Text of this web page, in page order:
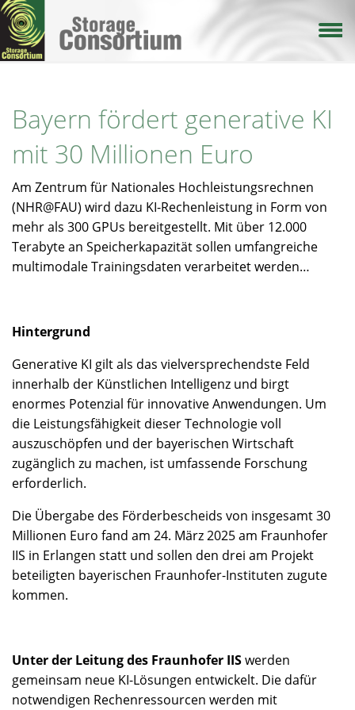
Direkt
zum
Inhalt
Bayern fördert generative KI
mit 30 Millionen Euro
Am Zentrum für Nationales Hochleistungsrechnen
(NHR@FAU) wird dazu KI-Rechenleistung in Form von
mehr als 300 GPUs bereitgestellt. Mit über 12.000
Terabyte an Speicherkapazität sollen umfangreiche
multimodale Trainingsdaten verarbeitet werden…
Hintergrund
Generative KI gilt als das vielversprechendste Feld
innerhalb der Künstlichen Intelligenz und birgt
enormes Potenzial für innovative Anwendungen. Um
die Leistungsfähigkeit dieser Technologie voll
auszuschöpfen und der bayerischen Wirtschaft
zugänglich zu machen, ist umfassende Forschung
erforderlich.
Die Übergabe des Förderbescheids von insgesamt 30
Millionen Euro fand am 24. März 2025 am Fraunhofer
IIS in Erlangen statt und sollen den drei am Projekt
beteiligten bayerischen Fraunhofer-Instituten zugute
kommen.
Unter der Leitung des Fraunhofer IISwerden
gemeinsam neue KI-Lösungen entwickelt. Die dafür
notwendigen Rechenressourcen werden mit